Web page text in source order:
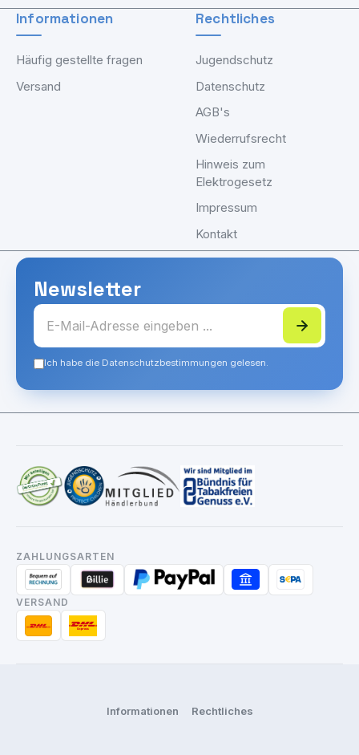
Informationen
Häufig gestellte fragen
Versand
Rechtliches
Jugendschutz
Datenschutz
AGB's
Wiederrufsrecht
Hinweis zum
Elektrogesetz
Impressum
Kontakt
Newsletter
Ich habe die Datenschutzbestimmungen gelesen.
ZAHLUNGSARTEN
VERSAND
Informationen Rechtliches